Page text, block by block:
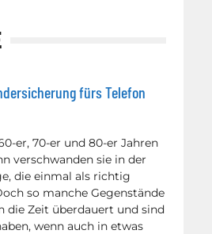
fürs Telefon
er, 70-er und 80-er Jahren
verschwanden sie in der
die einmal als richtig
so manche Gegenstände
die Zeit überdauert und sind
wenn auch in etwas